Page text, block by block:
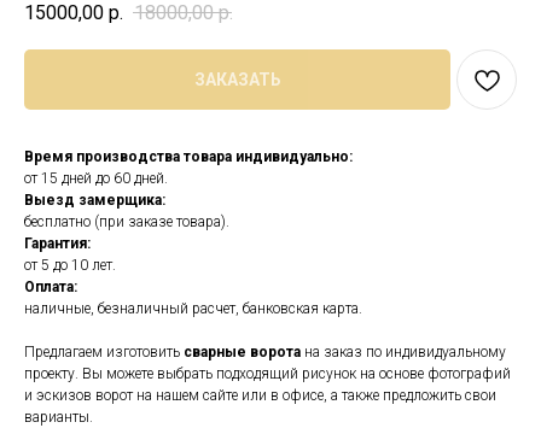
15000,00 р. 18000,00 р.
ЗАКАЗАТЬ
Время производства товара индивидуально:
от 15 дней до 60 дней.
Выезд замерщика:
бесплатно (при заказе товара).
Гарантия:
от 5 до 10 лет.
Оплата:
наличные, безналичный расчет, банковская карта.
Предлагаем изготовить сварные ворота на заказ по индивидуальному
проекту. Вы можете выбрать подходящий рисунок на основе фотографий
и эскизов ворот на нашем сайте или в офисе, а также предложить свои
варианты.